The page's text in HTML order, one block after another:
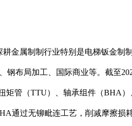
金属制制行业特别是电梯钣金制
布局加工、国际商业等。截至
矩管（TTU）、轴承组件（BHA
通过无铆毗连工艺，削减摩擦损